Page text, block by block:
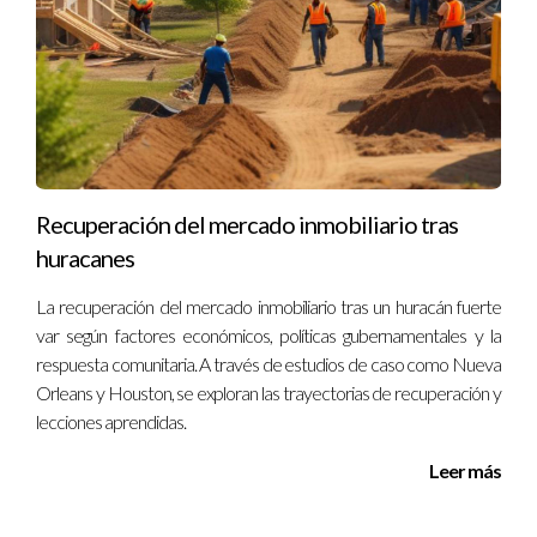
término o condición.
Consulta con un abogado especializado si tienes dudas
sobre las cláusulas.
Asegúrate de incluir todas las contingencias necesarias
según tu situación específica.
Revisa regularmente tus contratos existentes para
asegurarte de que sigan siendo relevantes.
Recuerda que estar bien informado es tu mejor defensa al
firmar cualquier documento legal. Si necesitas ayuda
profesional para revisar o crear contratos sólidos con las
contingencias adecuadas, no dudes en contactar a Ignacio
Valenzuela.
Preguntas Frecuentes
¿Qué sucede si no incluyo contingencias en mi
Recuperación del mercado inmobiliario tras
huracanes
La recuperación del mercado inmobiliario tras un huracán fuerte
var según factores económicos, políticas gubernamentales y la
respuesta comunitaria. A través de estudios de caso como Nueva
Orleans y Houston, se exploran las trayectorias de recuperación y
lecciones aprendidas.
Leer más